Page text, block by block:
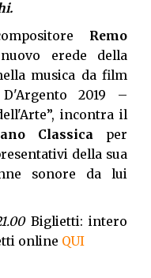
Remo
erede della
musica da film
2019 –
incontra il
Classica per
della sua
sonore da lui
Biglietti: intero
online QUI